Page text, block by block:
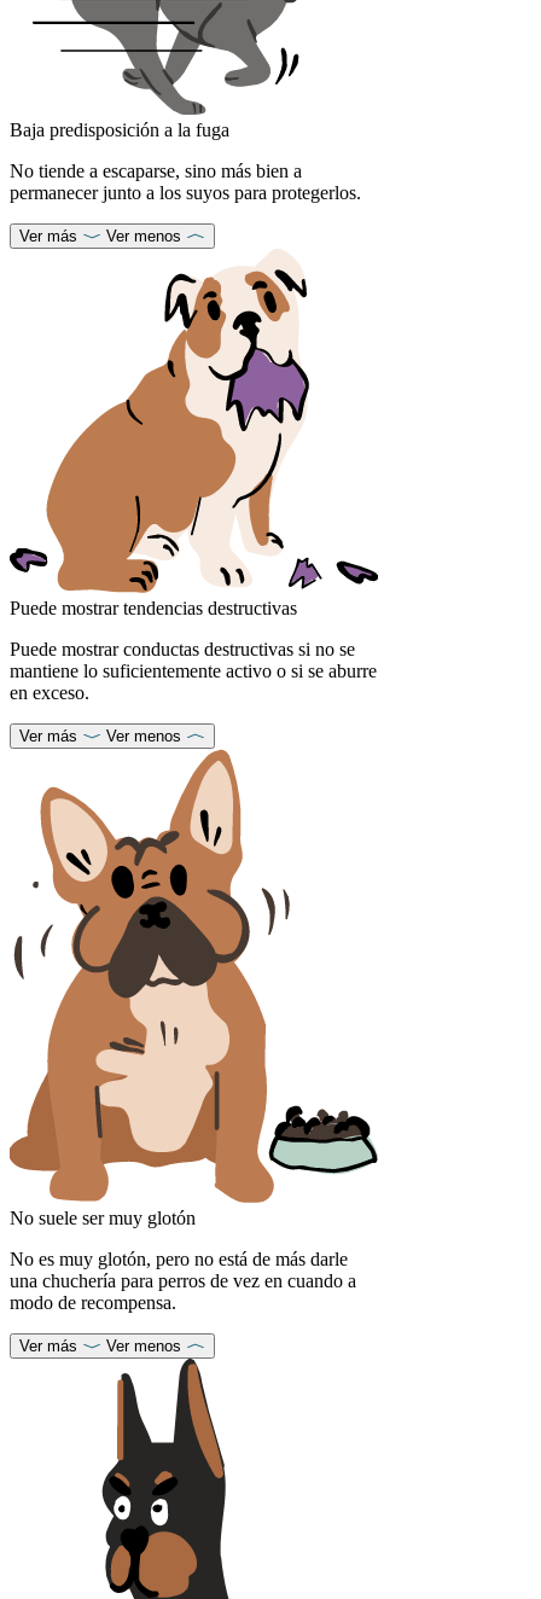
Baja predisposición a la fuga
No tiende a escaparse, sino más bien a
permanecer junto a los suyos para protegerlos.
Ver más Ver menos
Puede mostrar tendencias destructivas
Puede mostrar conductas destructivas si no se
mantiene lo suficientemente activo o si se aburre
en exceso.
Ver más Ver menos
No suele ser muy glotón
No es muy glotón, pero no está de más darle
una chuchería para perros de vez en cuando a
modo de recompensa.
Ver más Ver menos